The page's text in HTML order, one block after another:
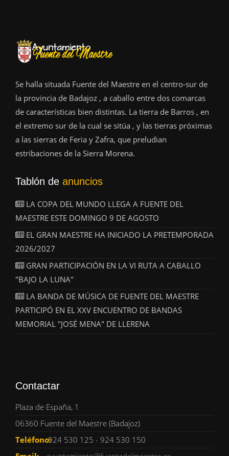
Se halla situada Fuente del Maestre en el centro-sur de
la provincia de Badajoz , a caballo entre dos comarcas
de características bien distintas. La tierra de Barros , en
el extremo sur de la cual se sitúa , y las tierras próximas
a las sierras de Feria y Zafra, que preludian
estribaciones de la Sierra Morena.
Tablón de anuncios
LA COPA DEL MUNDO LLEGA A FUENTE DEL
MAESTRE ESTE DOMINGO 9 DE AGOSTO
EL GRAN MAESTRE HA INICIADO LA PRETEMPORADA
2026/2027
GRAN PARTICIPACIÓN EN LA VI RUTA A CABALLO
"BAJO LA LUNA"
LA BANDA DE MÚSICA DE FUENTE DEL MAESTRE
PARTICIPÓ EN EL XXV ENCUENTRO DE BANDAS
MEMORIAL "JOSÉ MENA" DE LLERENA
Contactar
Plaza de España, 1
06360 Fuente del Maestre (Badajoz)
Teléfono:924 530 125 - 924 530 150